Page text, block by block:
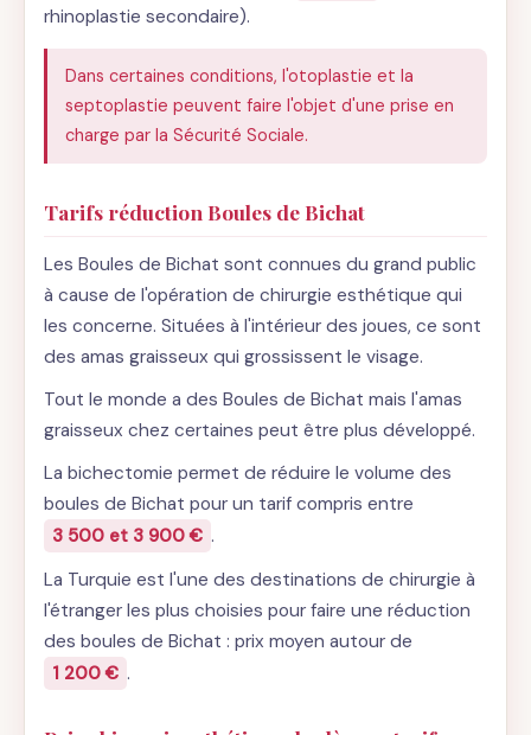
rhinoplastie secondaire).
Dans certaines conditions, l'otoplastie et la
septoplastie peuvent faire l'objet d'une prise en
charge par la Sécurité Sociale.
Tarifs réduction Boules de Bichat
Les Boules de Bichat sont connues du grand public
à cause de l'opération de chirurgie esthétique qui
les concerne. Situées à l'intérieur des joues, ce sont
des amas graisseux qui grossissent le visage.
Tout le monde a des Boules de Bichat mais l'amas
graisseux chez certaines peut être plus développé.
La bichectomie permet de réduire le volume des
boules de Bichat pour un tarif compris entre
3 500 et 3 900 € .
La Turquie est l'une des destinations de chirurgie à
l'étranger les plus choisies pour faire une réduction
des boules de Bichat : prix moyen autour de
1 200 € .